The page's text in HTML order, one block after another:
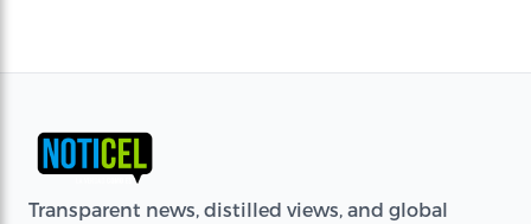
Transparent news, distilled views, and global